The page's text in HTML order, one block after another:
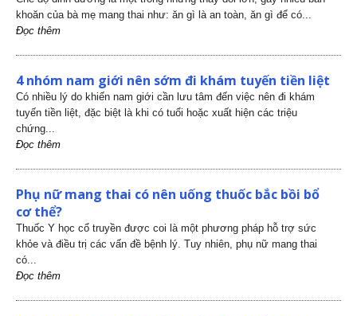
khoăn của bà mẹ mang thai như: ăn gì là an toàn, ăn gì để có...
Đọc thêm
4 nhóm nam giới nên sớm đi khám tuyến tiền liệt
Có nhiều lý do khiến nam giới cần lưu tâm đến việc nên đi khám
tuyến tiền liệt, đặc biệt là khi có tuổi hoặc xuất hiện các triệu
chứng...
Đọc thêm
Phụ nữ mang thai có nên uống thuốc bắc bồi bổ
cơ thể?
Thuốc Y học cổ truyền được coi là một phương pháp hỗ trợ sức
khỏe và điều trị các vấn đề bệnh lý. Tuy nhiên, phụ nữ mang thai
có...
Đọc thêm